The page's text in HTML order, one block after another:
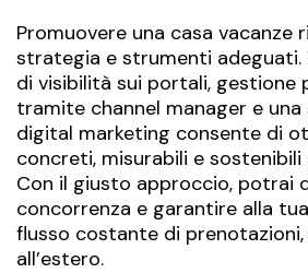
Promuovere una casa vacanze
strategia e strumenti adeguati.
di visibilità sui portali, gestione
tramite channel manager e
digital marketing consente di
concreti, misurabili e sostenibili
Con il giusto approccio, potrai
concorrenza e garantire alla
flusso costante di prenotazioni,
all’estero.